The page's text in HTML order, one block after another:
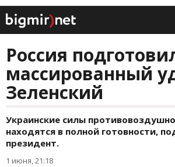
Россия
массированный
Зеленский
Украинские силы
находятся в полной готовности,
президент.
1 июня, 21:18